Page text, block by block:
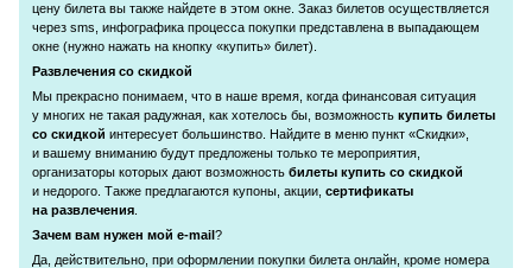
цену билета вы также найдете в этом окне. Заказ билетов осуществляется
через sms, инфографика процесса покупки представлена в выпадающем
окне (нужно нажать на кнопку «купить» билет).
Развлечения со скидкой
Мы прекрасно понимаем, что в наше время, когда финансовая ситуация
у многих не такая радужная, как хотелось бы, возможность купить билеты
со скидкой интересует большинство. Найдите в меню пункт «Скидки»,
и вашему вниманию будут предложены только те мероприятия,
организаторы которых дают возможность билеты купить со скидкой
и недорого. Также предлагаются купоны, акции, сертификаты
на развлечения
Зачем вам нужен мой e-mail?
Да, действительно, при оформлении покупки билета онлайн, кроме номера